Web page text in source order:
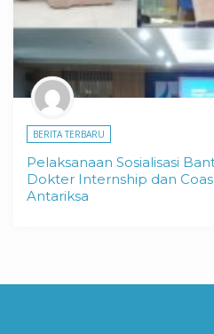
BERITA TERBARU
Pelaksanaan Sosialisasi
Dokter Internship dan Coas
Antariksa